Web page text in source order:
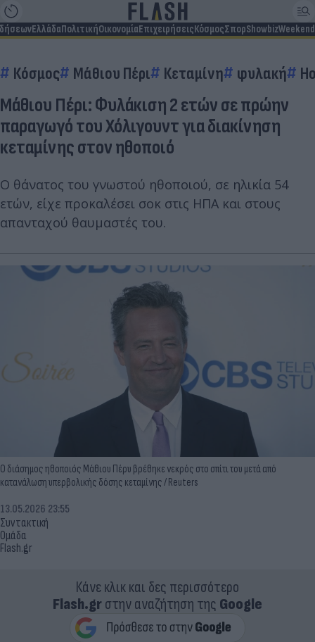
ΕλλάδαΠολιτικήΟικονομίαΕπιχειρήσειςΚόσμοςΣπορShowbizWeekend
Κόσμος Μάθιου Πέρι Κεταμίνη φυλακή
Μάθιου Πέρι: Φυλάκιση 2 ετών σε πρώην
παραγωγό του Χόλιγουντ για διακίνηση
κεταμίνης στον ηθοποιό
Ο θάνατος του γνωστού ηθοποιού, σε ηλικία 54
ετών, είχε προκαλέσει σοκ στις ΗΠΑ και στους
απανταχού θαυμαστές του.
Ο διάσημος ηθοποιός Μάθιου Πέρυ βρέθηκε νεκρός στο σπίτι του μετά από
κατανάλωση υπερβολικής δόσης κεταμίνης / Reuters
Συντακτική
Ομάδα
Flash.gr
13.05.2026 23:55
Κάνε κλικ και δες περισσότερο
Flash.grστην αναζήτηση της Google